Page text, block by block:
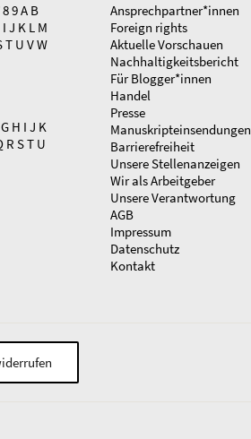
89A B
I J K L M
T U VW
G H I J K
R ST U
Ansprechpartner*innen
Foreign rights
Aktuelle Vorschauen
Nachhaltigkeitsbericht
Für Blogger*innen
Handel
Presse
Manuskripteinsendungen
Barrierefreiheit
Unsere Stellenanzeigen
Wir als Arbeitgeber
Unsere Verantwortung
AGB
Impressum
Datenschutz
Kontakt